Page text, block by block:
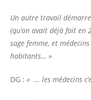
Un autre travail
(qu’on avait déjà fait en
sage femme, et
habitants… »
DG : « … les médecins